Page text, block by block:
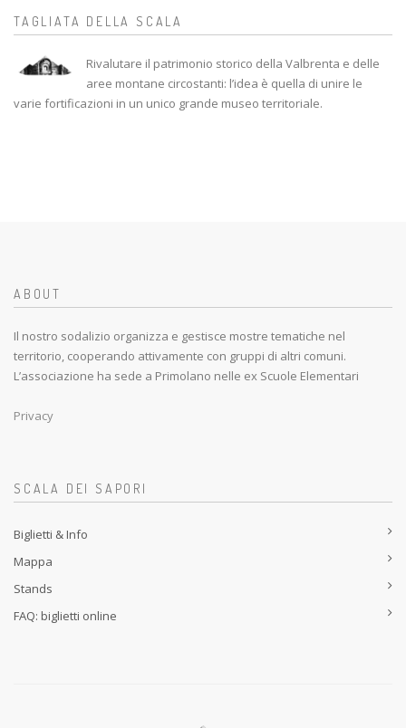
TAGLIATA DELLA SCALA
Rivalutare il patrimonio storico della Valbrenta e delle
aree montane circostanti: l’idea è quella di unire le
varie fortificazioni in un unico grande museo territoriale.
ABOUT
Il nostro sodalizio organizza e gestisce mostre tematiche nel
territorio, cooperando attivamente con gruppi di altri comuni.
L’associazione ha sede a Primolano nelle ex Scuole Elementari
Privacy
SCALA DEI SAPORI
Biglietti & Info
Mappa
Stands
FAQ: biglietti online